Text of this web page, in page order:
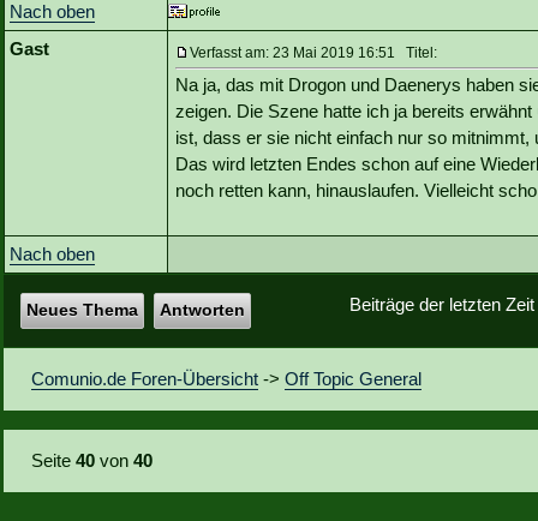
Nach oben
Gast
Verfasst am: 23 Mai 2019 16:51 Titel:
Na ja, das mit Drogon und Daenerys haben
zeigen. Die Szene hatte ich ja bereits
ist, dass er sie nicht einfach nur so
Das wird letzten Endes schon auf eine
noch retten kann, hinauslaufen. Vielleicht
Nach oben
Beiträge der letzten
Neues Thema Antworten
Comunio.de Foren-Übersicht ->Off Topic General
Seite40 von40